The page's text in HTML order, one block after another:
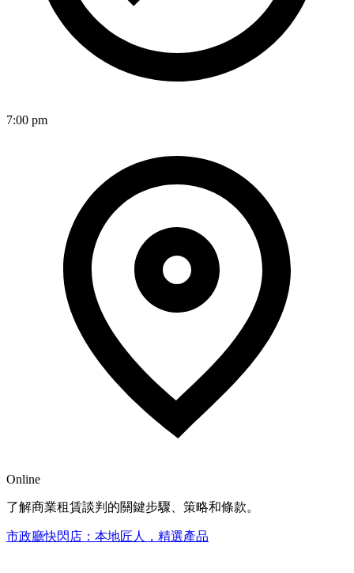
7:00 pm
Online
了解商業租賃談判的關鍵步驟、策略和條款。
市政廳快閃店：本地匠人，精選產品